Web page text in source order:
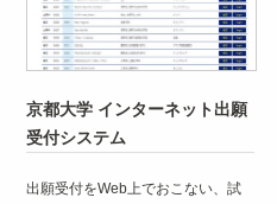
京都大学 インターネット出願
受付システム
出願受付をWeb上でおこない、試